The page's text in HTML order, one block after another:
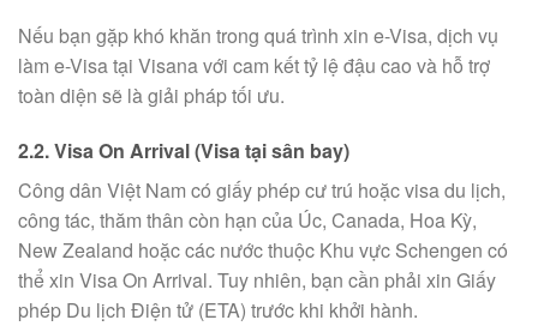
Nếu bạn gặp khó khăn trong quá trình xin e-Visa, dịch vụ
làm e-Visa tại Visana với cam kết tỷ lệ đậu cao và hỗ trợ
toàn diện sẽ là giải pháp tối ưu.
2.2. Visa On Arrival (Visa tại sân bay)
Công dân Việt Nam có giấy phép cư trú hoặc visa du lịch,
công tác, thăm thân còn hạn của Úc, Canada, Hoa Kỳ,
New Zealand hoặc các nước thuộc Khu vực Schengen có
thể xin Visa On Arrival. Tuy nhiên, bạn cần phải xin Giấy
phép Du lịch Điện tử (ETA) trước khi khởi hành.